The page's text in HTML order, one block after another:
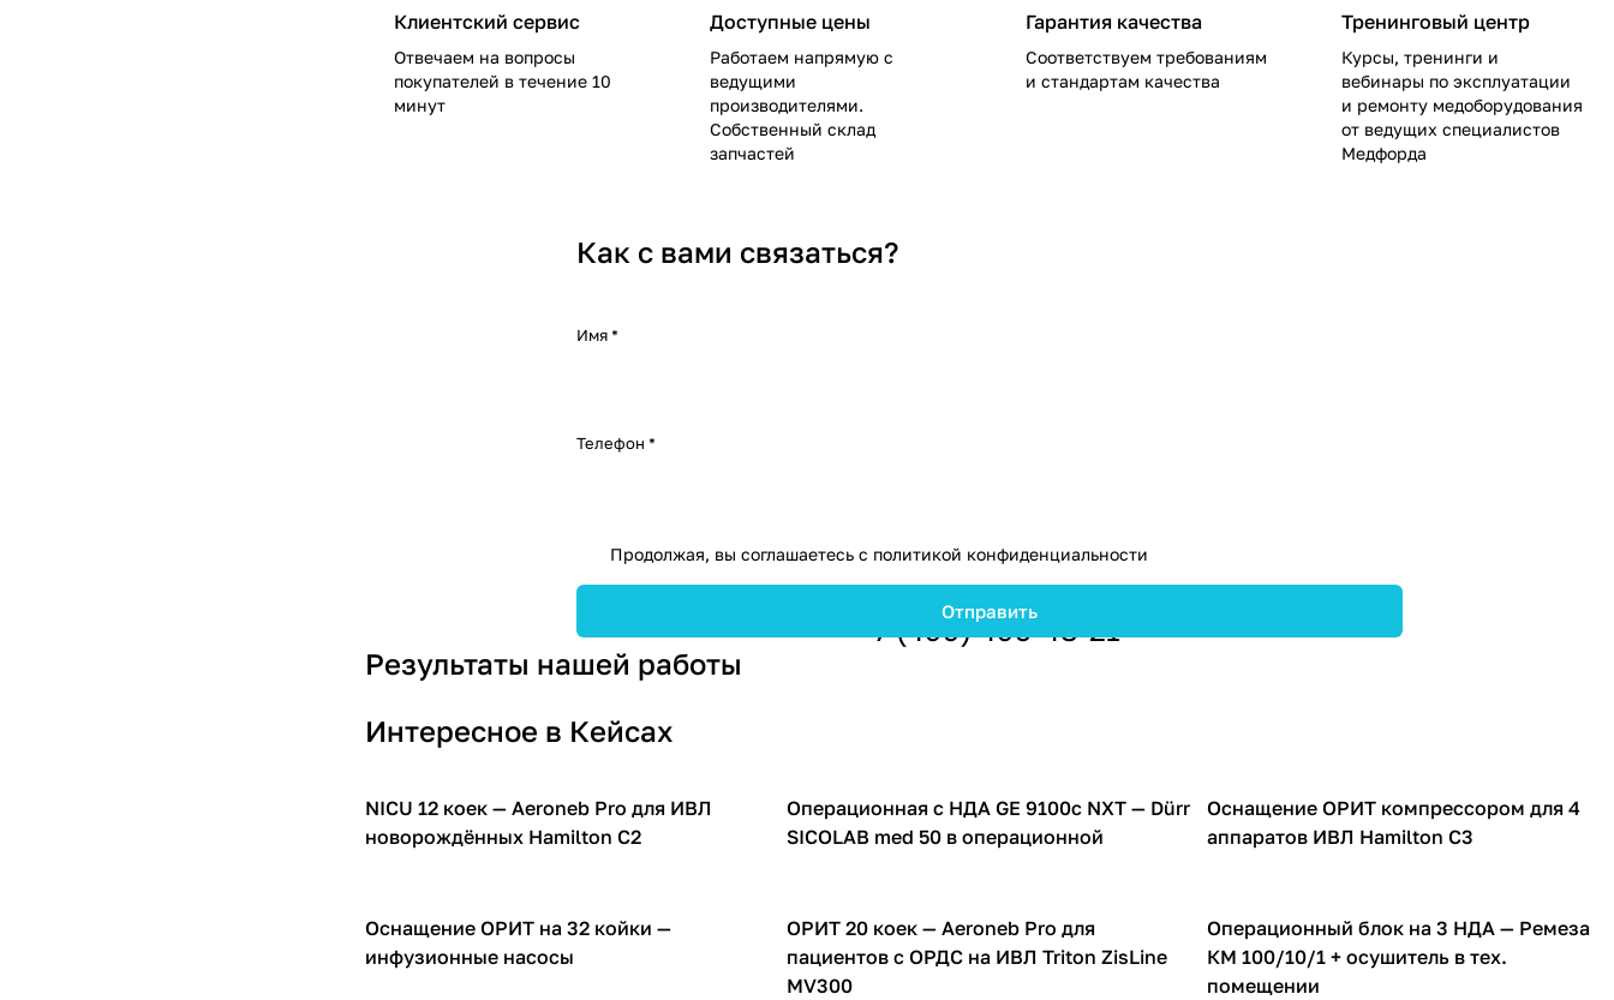
Клиентский сервис
Отвечаем на вопросы
покупателей в течение 10
минут
Доступные цены
Работаем напрямую с
ведущими
производителями.
Собственный склад
запчастей
Гарантия качества
Соответствуем требованиям
и стандартам качества
Тренинговый центр
Курсы, тренинги и
вебинары по эксплуатации
и ремонту медоборудования
от ведущих специалистов
Медфорда
Как с вами связаться?
Имя *
Телефон *
Продолжая, вы соглашаетесь с политикой конфиденциальности
+7 (499) 495-48-21
Результаты нашей работы
Интересное в Кейсах
Компрессоры для ИВЛ аппаратов
NICU 12 коек — Aeroneb Pro для ИВЛ
новорождённых Hamilton C2
Компрессоры для ИВЛ аппаратов
Операционная с НДА GE 9100c NXT — Dürr
SICOLAB med 50 в операционной
Компрессоры для ИВЛ аппаратов
Оснащение ОРИТ компрессором для 4
аппаратов ИВЛ Hamilton C3
Инфузионные насосы
Оснащение ОРИТ на 32 койки —
инфузионные насосы
Компрессоры для ИВЛ аппаратов
ОРИТ 20 коек — Aeroneb Pro для
пациентов с ОРДС на ИВЛ Triton ZisLine
MV300
Компрессоры для ИВЛ аппаратов
Операционный блок на 3 НДА — Ремеза
КМ 100/10/1 + осушитель в тех.
помещении